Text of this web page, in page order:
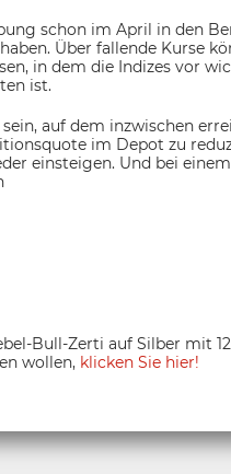
schon im April in den
Über fallende Kurse
in dem die Indizes vor
ist.
auf dem inzwischen
im Depot zu
einsteigen. Und bei
Bull-Zerti auf Silber mit
wollen, klicken Sie hier!